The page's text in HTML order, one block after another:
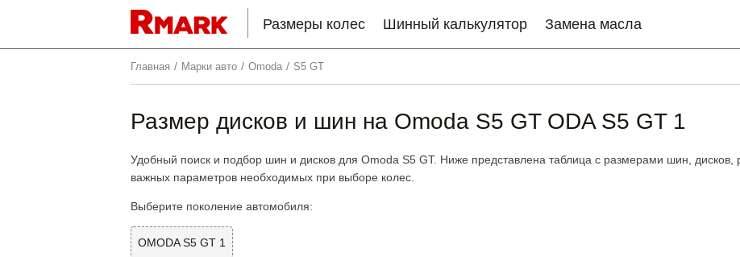
Размеры колес Шинный калькулятор Замена масла
Главная / Марки авто / Omoda / S5 GT
Размер дисков и шин на Omoda S5 GT ODA S5 GT 1
Удобный поиск и подбор шин и дисков для Omoda S5 GT. Ниже представлена таблица с размерами шин, дисков,
важных параметров необходимых при выборе колес.
Выберите поколение автомобиля:
OMODA S5 GT 1